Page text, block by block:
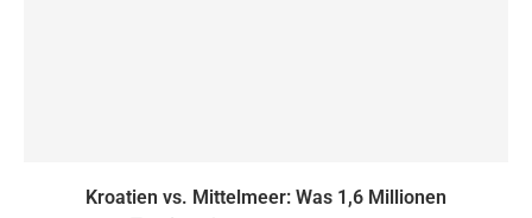
Kroatien vs. Mittelmeer: ​​Was 1,6 Millionen